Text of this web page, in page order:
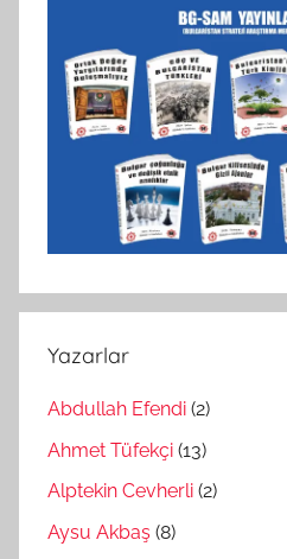
Yazarlar
Abdullah Efendi (2)
Ahmet Tüfekçi (13)
Alptekin Cevherli (2)
Aysu Akbaş (8)